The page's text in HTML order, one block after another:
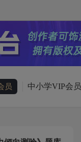
员 中小学VIP会员